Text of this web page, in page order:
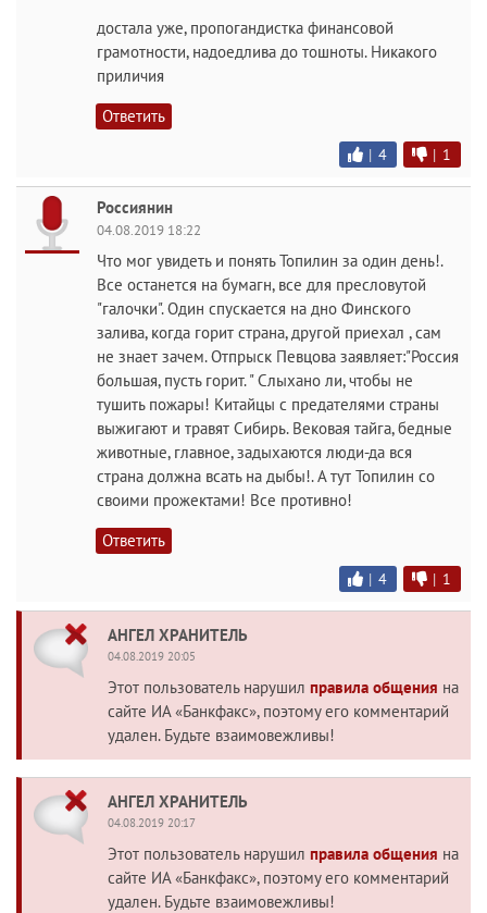
достала уже, пропогандистка финансовой
грамотности, надоедлива до тошноты. Никакого
приличия
Ответить
| 4 | 1
Россиянин
04.08.2019 18:22
Что мог увидеть и понять Топилин за один день!.
Все останется на бумагн, все для пресловутой
"галочки". Один спускается на дно Финского
залива, когда горит страна, другой приехал , сам
не знает зачем. Отпрыск Певцова заявляет:"Россия
большая, пусть горит. " Слыхано ли, чтобы не
тушить пожары! Китайцы с предателями страны
выжигают и травят Сибирь. Вековая тайга, бедные
животные, главное, задыхаются люди-да вся
страна должна всать на дыбы!. А тут Топилин со
своими прожектами! Все противно!
Ответить
| 4 | 1
АНГЕЛ ХРАНИТЕЛЬ
04.08.2019 20:05
Этот пользователь нарушил правила общения на
сайте ИА «Банкфакс», поэтому его комментарий
удален. Будьте взаимовежливы!
АНГЕЛ ХРАНИТЕЛЬ
04.08.2019 20:17
Этот пользователь нарушил правила общения на
сайте ИА «Банкфакс», поэтому его комментарий
удален. Будьте взаимовежливы!